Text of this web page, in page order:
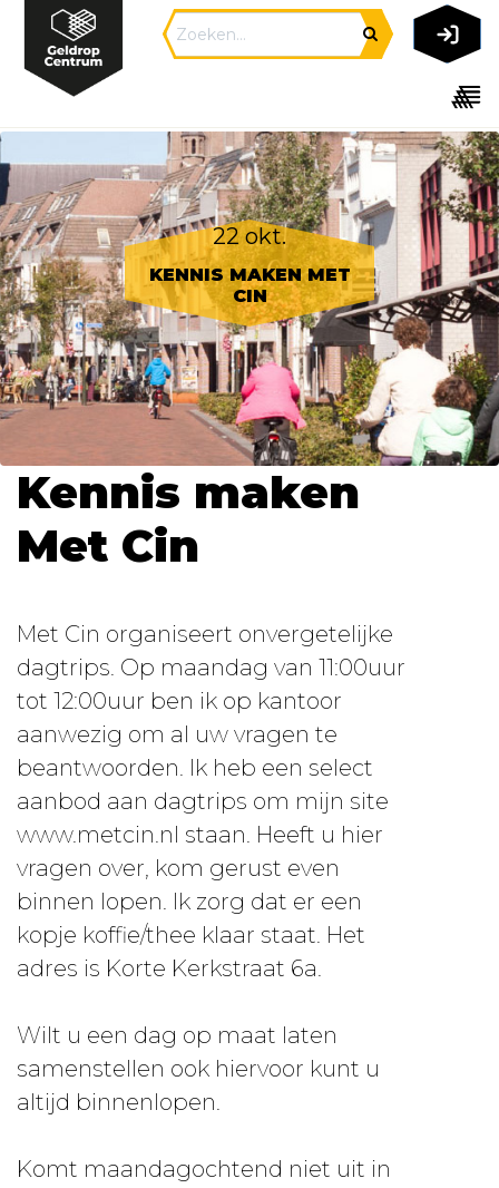
22 okt.
KENNIS MAKEN MET
CIN
Kennis maken
Met Cin
Met Cin organiseert onvergetelijke
dagtrips. Op maandag van 11:00uur
tot 12:00uur ben ik op kantoor
aanwezig om al uw vragen te
beantwoorden. Ik heb een select
aanbod aan dagtrips om mijn site
www.metcin.nl staan. Heeft u hier
vragen over, kom gerust even
binnen lopen. Ik zorg dat er een
kopje koffie/thee klaar staat. Het
adres is Korte Kerkstraat 6a.
Wilt u een dag op maat laten
samenstellen ook hiervoor kunt u
altijd binnenlopen.
Komt maandagochtend niet uit in